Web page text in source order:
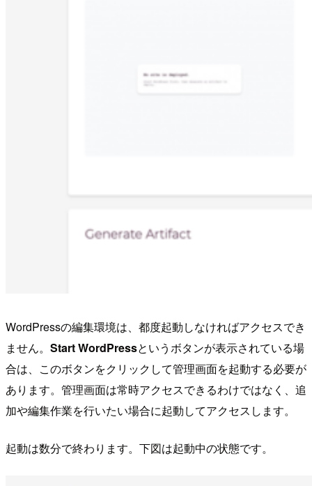
WordPressの編集環境は、都度起動しなければアクセスでき
ません。 Start WordPressというボタンが表示されている場
合は、このボタンをクリックして管理画面を起動する必要が
あります。管理画面は常時アクセスできるわけではなく、追
加や編集作業を行いたい場合に起動してアクセスします。
起動は数分で終わります。下図は起動中の状態です。